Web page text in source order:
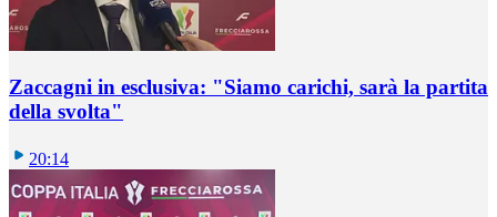
Zaccagni in esclusiva: "Siamo carichi, sarà la partita
della svolta"
20:14